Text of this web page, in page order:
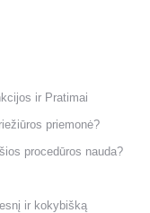
ir Pratimai
priemonė?
procedūros nauda?
ir kokybišką